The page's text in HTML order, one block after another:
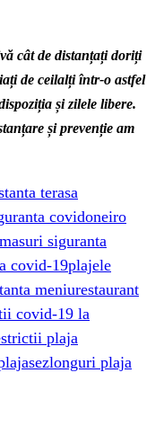
cât de distanțați doriți
de ceilalți într-o astfel
și zilele libere.
și prevenție am
terasa
covidoneiro
siguranta
covid-19plajele
meniurestaurant
covid-19 la
plaja
sezlonguri plaja